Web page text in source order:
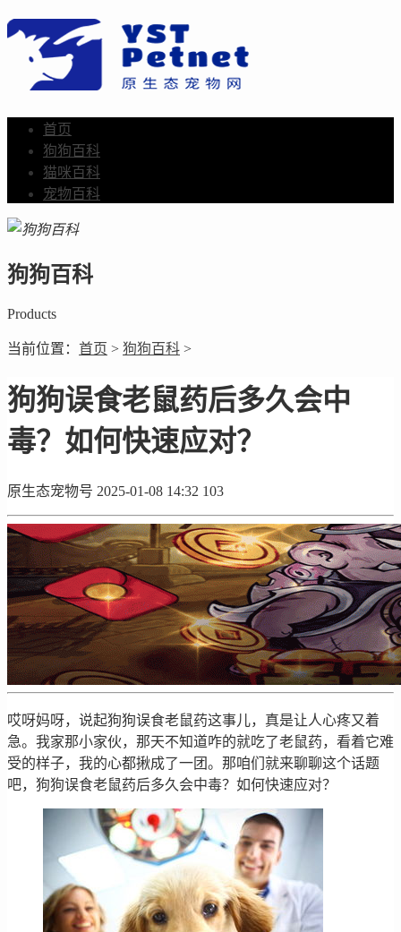
首页
狗狗百科
猫咪百科
宠物百科
狗狗百科
Products
当前位置： 首页 > 狗狗百科 >
狗狗误食老鼠药后多久会中
毒？如何快速应对？
原生态宠物号 2025-01-08 14:32 103
哎呀妈呀，说起狗狗误食老鼠药这事儿，真是让人心疼又着
急。我家那小家伙，那天不知道咋的就吃了老鼠药，看着它难
受的样子，我的心都揪成了一团。那咱们就来聊聊这个话题
吧，狗狗误食老鼠药后多久会中毒？如何快速应对？